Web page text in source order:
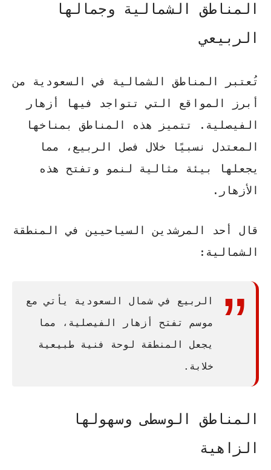
المناطق الشمالية وجمالها
الربيعي
تُعتبر المناطق الشمالية في السعودية من
أبرز المواقع التي تتواجد فيها أزهار
الفيصلية. تتميز هذه المناطق بمناخها
المعتدل نسبيًا خلال فصل الربيع، مما
يجعلها بيئة مثالية لنمو وتفتح هذه
الأزهار.
قال أحد المرشدين السياحيين في المنطقة
الشمالية:
الربيع في شمال السعودية يأتي مع
موسم تفتح أزهار الفيصلية، مما
يجعل المنطقة لوحة فنية طبيعية
خلابة.
المناطق الوسطى وسهولها
الزاهية